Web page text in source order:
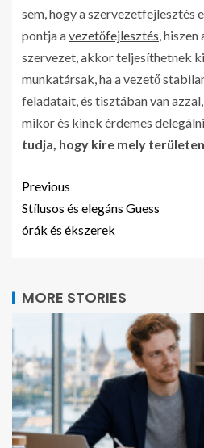
sem, hogy a szervezetfejlesztés
pontja avezetőfejlesztés ,
szervezet, akkor teljesíthetnek
munkatársak, ha a vezető
feladatait, és tisztában van
mikor és kinek érdemes
tudja, hogy kire mely
Previous
Stílusos és elegáns Guess
órák és ékszerek
MORE STORIES